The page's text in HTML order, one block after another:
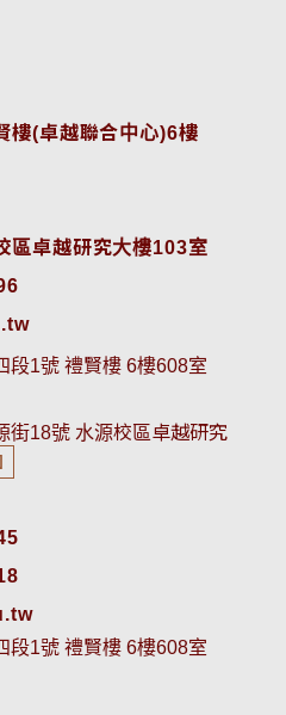
樓(卓越聯合中心)6樓
區卓越研究大樓103室
段1號 禮賢樓 6樓608室
街18號 水源校區卓越研究
段1號 禮賢樓 6樓608室